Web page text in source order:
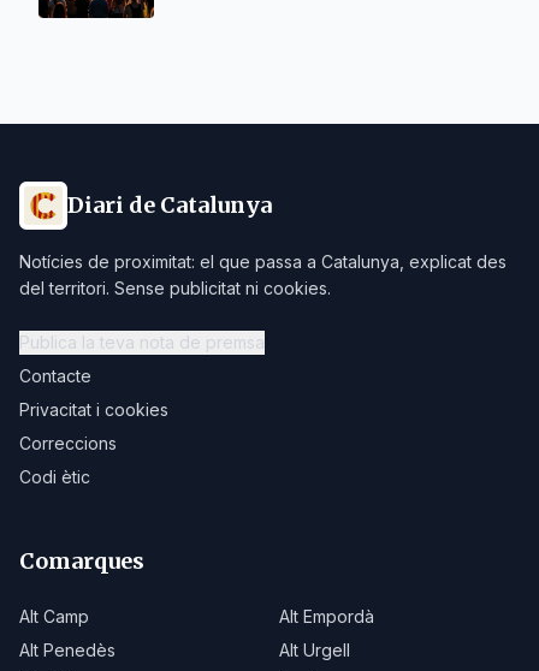
Diari de Catalunya
Notícies de proximitat: el que passa a Catalunya, explicat des
del territori. Sense publicitat ni cookies.
Publica la teva nota de premsa
Contacte
Privacitat i cookies
Correccions
Codi ètic
Comarques
Alt Camp
Alt Empordà
Alt Penedès
Alt Urgell